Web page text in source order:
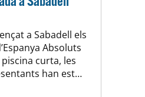
a Sabadell els
Absoluts
curta, les
han estat